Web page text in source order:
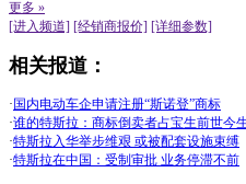
更多 »
[进入频道] [经销商报价] [详细参数]
相关报道：
· 国内电动车企申请注册“斯诺登”商标
·谁的特斯拉：商标倒卖者占宝生前世今
·特斯拉入华举步维艰 或被配套设施束缚
·特斯拉在中国：受制审批 业务停滞不前